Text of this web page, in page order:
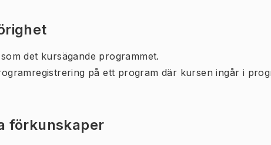
det kursägande programmet.
på ett program där kursen ingår i
förkunskaper